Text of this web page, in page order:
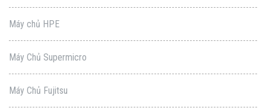
Máy chủ HPE
Máy Chủ Supermicro
Máy Chủ Fujitsu